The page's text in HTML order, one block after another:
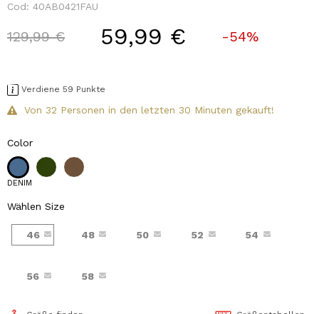
Cod: 40AB0421FAU
Price reduced from
129,99 €to 59,99 € -54%
Verdiene 59 Punkte
Von 32 Personen in den letzten 30 Minuten gekauft!
Color
DENIM
Wählen Size
46 48 50 52 54
56 58